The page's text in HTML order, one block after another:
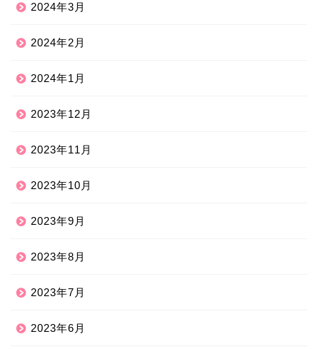
2024年3月
2024年2月
2024年1月
2023年12月
2023年11月
2023年10月
2023年9月
2023年8月
2023年7月
2023年6月